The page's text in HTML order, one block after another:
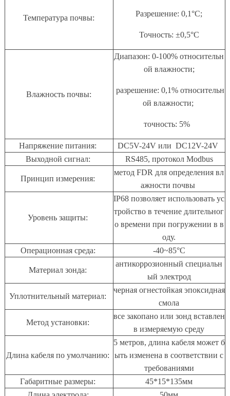
Температура почвы: Разрешение: 0,1°C;
Точность: ±0,5°С
Влажность почвы:
Диапазон: 0-100% относительн
ой влажности;
разрешение: 0,1% относительн
ой влажности;
точность: 5%
Напряжение питания:
DC5V-24V или DC12V-24V
Выходной сигнал:
RS485, протокол Modbus
Принцип измерения:
метод FDR для определения вл
ажности почвы
Уровень защиты:
IP68 позволяет использовать ус
тройство в течение длительног
о времени при погружении в в
оду.
Операционная среда:
-40~85°С
Материал зонда:
антикоррозионный специальн
ый электрод
Уплотнительный материал:
черная огнестойкая эпоксидная
смола
Метод установки:
все закопано или зонд вставлен
в измеряемую среду
Длина кабеля по умолчанию:
5 метров, длина кабеля может б
ыть изменена в соответствии с
требованиями
Габаритные размеры:
45*15*135мм